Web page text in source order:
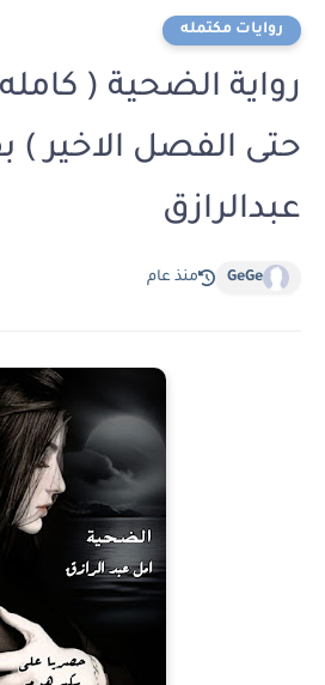
روايات مكتمله
رواية الضحية (
حتى الفصل الاخير )
عبدالرازق
GeGe منذ عام